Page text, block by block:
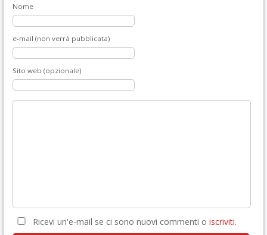
Nome
e-mail (non verrà pubblicata)
Sito web (opzionale)
Ricevi un'e-mail se ci sono nuovi commenti o iscriviti.